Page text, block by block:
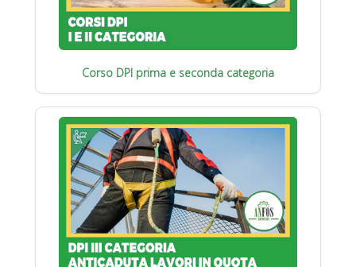
Corso DPI prima e seconda categoria